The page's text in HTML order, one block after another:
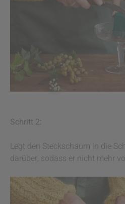
Schritt 2:
Legt den Steckschaum in die
darüber, sodass er nicht mehr